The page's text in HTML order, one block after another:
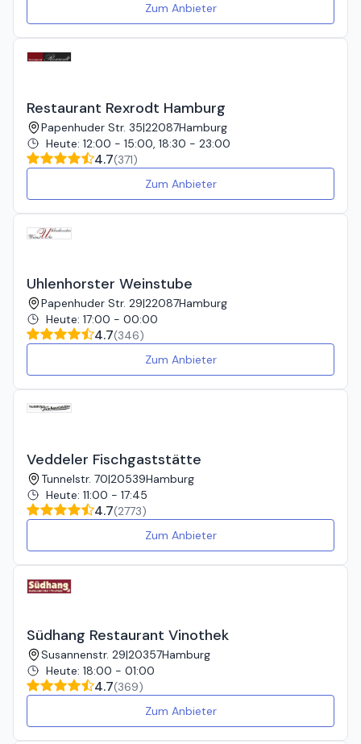
Zum Anbieter
Restaurant Rexrodt Hamburg
Papenhuder Str. 35|22087Hamburg
Heute: 12:00 - 15:00, 18:30 - 23:00
4.7(371)
Zum Anbieter
Uhlenhorster Weinstube
Papenhuder Str. 29|22087Hamburg
Heute: 17:00 - 00:00
4.7(346)
Zum Anbieter
Veddeler Fischgaststätte
Tunnelstr. 70|20539Hamburg
Heute: 11:00 - 17:45
4.7(2773)
Zum Anbieter
Südhang Restaurant Vinothek
Susannenstr. 29|20357Hamburg
Heute: 18:00 - 01:00
4.7(369)
Zum Anbieter